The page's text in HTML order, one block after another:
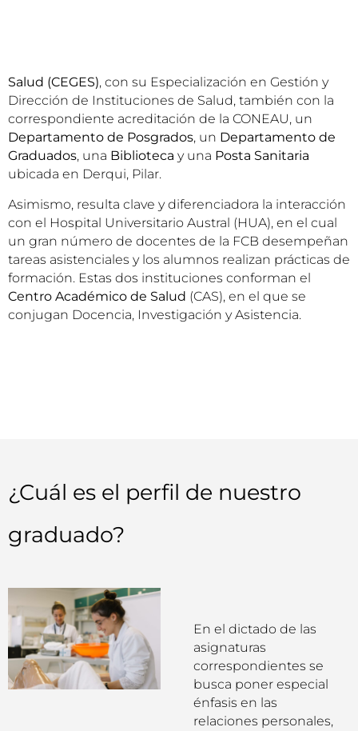
Salud (CEGES), con su Especialización en Gestión y
Dirección de Instituciones de Salud, también con la
correspondiente acreditación de la CONEAU, un
Departamento de Posgrados, un Departamento de
Graduados, una Biblioteca y una Posta Sanitaria
ubicada en Derqui, Pilar.
Asimismo, resulta clave y diferenciadora la interacción
con el Hospital Universitario Austral (HUA), en el cual
un gran número de docentes de la FCB desempeñan
tareas asistenciales y los alumnos realizan prácticas de
formación. Estas dos instituciones conforman el
Centro Académico de Salud (CAS), en el que se
conjugan Docencia, Investigación y Asistencia.
¿Cuál es el perfil de nuestro
graduado?
En el dictado de las
asignaturas
correspondientes se
busca poner especial
énfasis en las
relaciones personales,